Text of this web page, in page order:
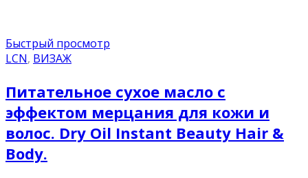
Быстрый просмотр
LCN, ВИЗАЖ
Питательное сухое масло с
эффектом мерцания для кожи и
волос. Dry Oil Instant Beauty Hair &
Body.